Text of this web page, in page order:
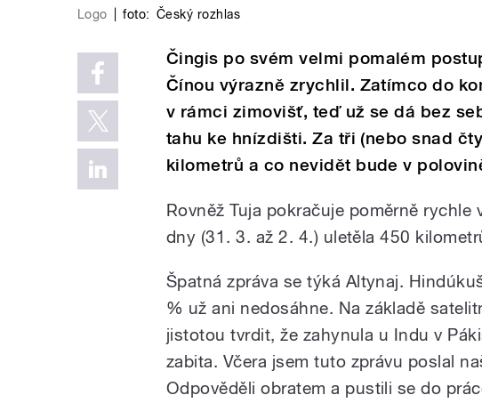
Logo foto: Český rozhlas
Čingis po svém velmi pomalém
Čínou výrazně zrychlil. Zatímco do
v rámci zimovišť, teď už se dá bez
tahu ke hnízdišti. Za tři (nebo snad
kilometrů a co nevidět bude v
Rovněž Tuja pokračuje poměrně rychle
dny (31. 3. až 2. 4.) uletěla 450
Špatná zpráva se týká Altynaj.
% už ani nedosáhne. Na základě
jistotou tvrdit, že zahynula u Indu v
zabita. Včera jsem tuto zprávu poslal
Odpověděli obratem a pustili se do